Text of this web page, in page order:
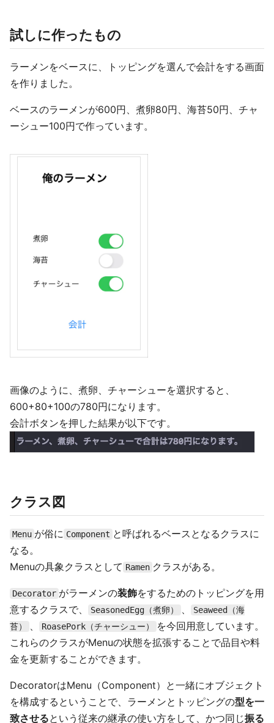
試しに作ったもの
ラーメンをベースに、トッピングを選んで会計をする画面
を作りました。
ベースのラーメンが600円、煮卵80円、海苔50円、チャ
ーシュー100円で作っています。
画像のように、煮卵、チャーシューを選択すると、
600+80+100の780円になります。
会計ボタンを押した結果が以下です。
クラス図
Menu が俗に Component と呼ばれるベースとなるクラスに
なる。
Menuの具象クラスとして Ramen クラスがある。
Decorator がラーメンの装飾をするためのトッピングを用
意するクラスで、
SeasonedEgg（煮卵）
Seaweed（海
苔）
RoasePork（チャーシュー）
を今回用意しています。
これらのクラスがMenuの状態を拡張することで品目や料
金を更新することができます。
DecoratorはMenu（Component）と一緒にオブジェクト
を構成するということで、ラーメンとトッピングの型を一
致させるという従来の継承の使い方をして、かつ同じ振る